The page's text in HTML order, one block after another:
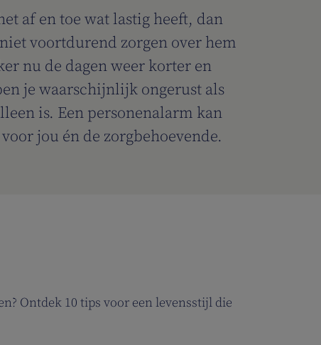
af en toe wat lastig heeft, dan
voortdurend zorgen over hem
nu de dagen weer korter en
je waarschijnlijk ongerust als
is. Een personenalarm kan
jou én de zorgbehoevende.
Ontdek 10 tips voor een levensstijl die